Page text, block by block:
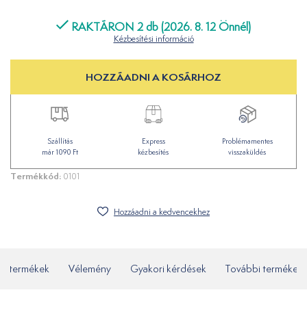
RAKTÁRON 2 db (2026. 8. 12 Önnél)
Kézbesítési információ
HOZZÁADNI A KOSÁRHOZ
Szállítás
már 1090 Ft
Express
kézbesítés
Problémamentes
visszaküldés
Termékkód: 0101
Hozzáadni a kedvencekhez
termékek Vélemény Gyakori kérdések További termékek